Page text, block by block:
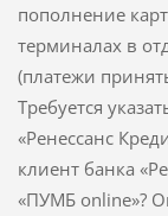
пополнение
терминалах в
(платежи
Требуется
«Ренессанс
клиент банка
«ПУМБ online»?